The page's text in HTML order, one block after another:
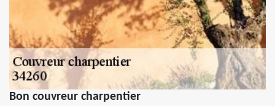
Bon couvreur charpentier